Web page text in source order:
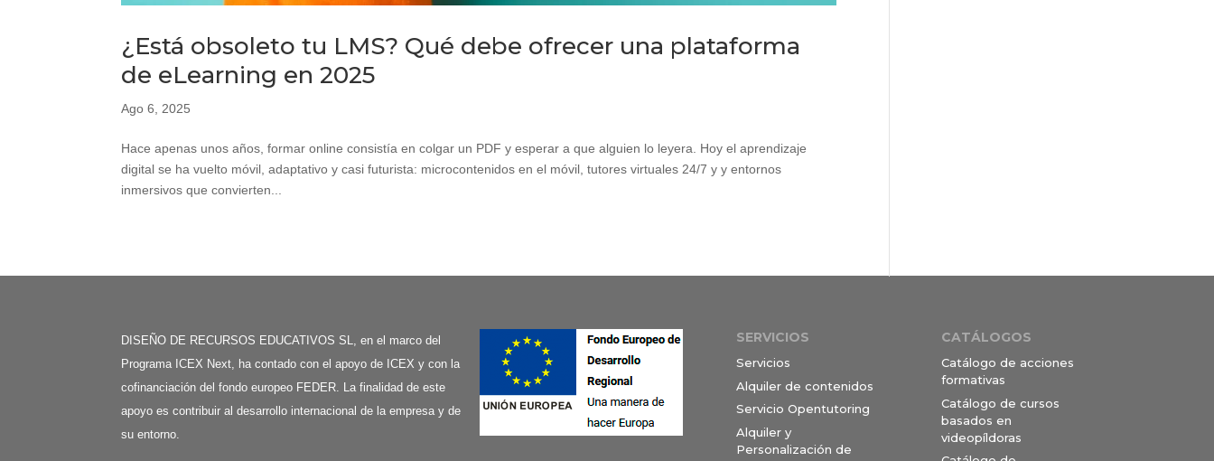
¿Está obsoleto tu LMS? Qué debe ofrecer una plataforma
de eLearning en 2025
Ago 6, 2025
Hace apenas unos años, formar online consistía en colgar un PDF y esperar a que alguien lo leyera. Hoy el aprendizaje
digital se ha vuelto móvil, adaptativo y casi futurista: microcontenidos en el móvil, tutores virtuales 24/7 y y entornos
inmersivos que convierten...
DISEÑO DE RECURSOS EDUCATIVOS SL, en el marco del
Programa ICEX Next, ha contado con el apoyo de ICEX y con la
cofinanciación del fondo europeo FEDER. La finalidad de este
apoyo es contribuir al desarrollo internacional de la empresa y de
su entorno.
SERVICIOS
Servicios
Alquiler de contenidos
Servicio Opentutoring
Alquiler y
Personalización de
CATÁLOGOS
Catálogo de acciones
formativas
Catálogo de cursos
basados en
videopíldoras